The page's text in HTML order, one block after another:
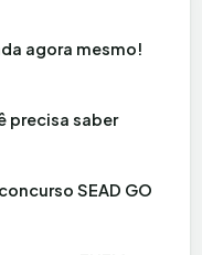
agora mesmo!
precisa saber
SEAD GO